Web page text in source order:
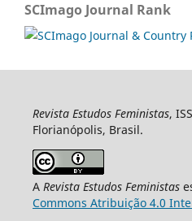
SCImago Journal Rank
Revista Estudos Feministas,
Florianópolis, Brasil.
A Revista Estudos Feministas
Commons Atribuição 4.0